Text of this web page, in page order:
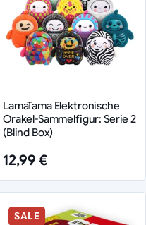
LamaTama Elektronische
Orakel-Sammelfigur: Serie 2
(Blind Box)
12,99 €
SALE